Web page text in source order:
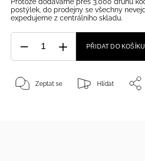
postýlek, do prodejny se všechny
expedujeme z centrálního skladu.
PŘIDAT DO KOŠÍKU
Zeptat se Hlídat